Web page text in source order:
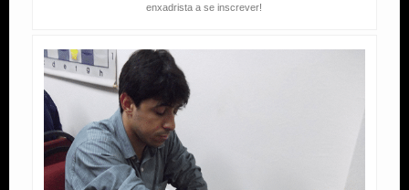
enxadrista a se inscrever!